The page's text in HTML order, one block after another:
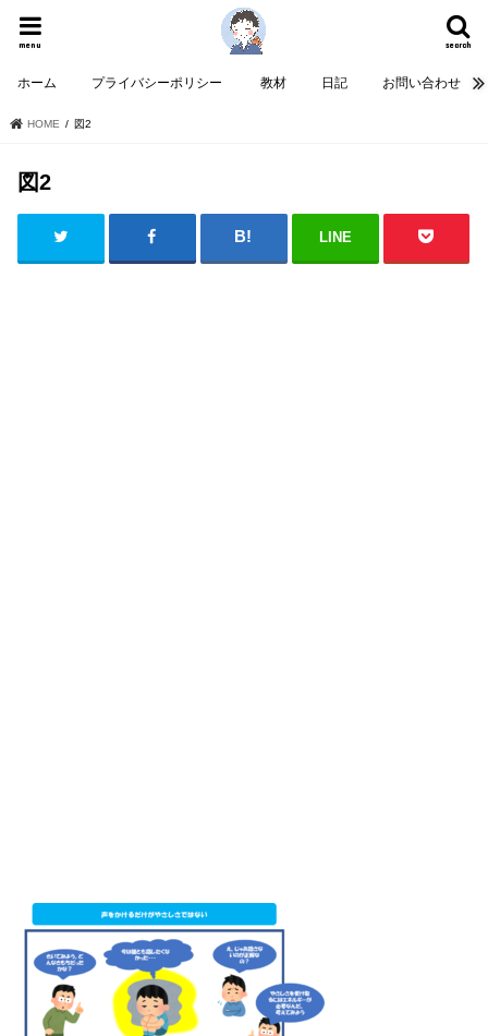
search
menu
ホーム プライバシーポリシー 教材 日記 お問い合わせ
HOME 図2
図2
LINE